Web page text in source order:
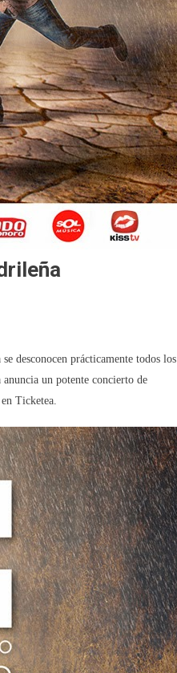
desconocen prácticamente todos los
un potente concierto de
Ticketea.